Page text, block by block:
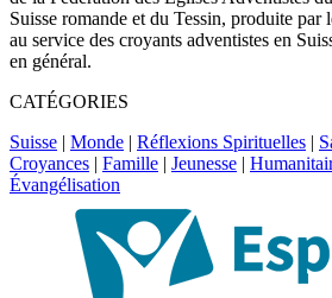
Suisse romande et du Tessin, produite par
au service des croyants adventistes en
en général.
CATÉGORIES
Suisse | Monde | Réflexions Spirituelles |
Croyances | Famille | Jeunesse |
Évangélisation